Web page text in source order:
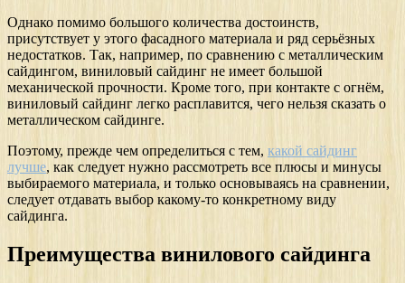
Однако помимо большого количества достоинств,
присутствует у этого фасадного материала и ряд серьёзных
недостатков. Так, например, по сравнению с металлическим
сайдингом, виниловый сайдинг не имеет большой
механической прочности. Кроме того, при контакте с огнём,
виниловый сайдинг легко расплавится, чего нельзя сказать о
металлическом сайдинге.
Поэтому, прежде чем определиться с тем, какой сайдинг
лучше, как следует нужно рассмотреть все плюсы и минусы
выбираемого материала, и только основываясь на сравнении,
следует отдавать выбор какому-то конкретному виду
сайдинга.
Преимущества винилового сайдинга